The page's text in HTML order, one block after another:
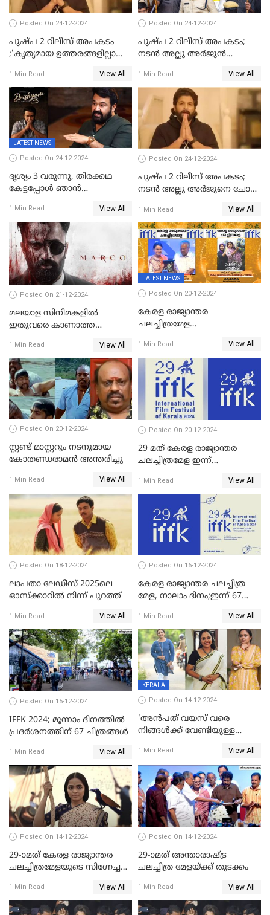
Posted On 24-12-2024
പുഷ്‌പ 2 റിലീസ് അപകടം
;'കൃത്യമായ ഉത്തരങ്ങളില്ലാതെ
1 Min Read View All
Posted On 24-12-2024
പുഷ്പ 2 റിലീസ് അപകടം;
നടന്‍ അല്ലു അര്‍ജുൻ
മുന്നിൽ ഹാജരായി
1 Min Read View All
LATEST NEWS
Posted On 24-12-2024
ദൃശ്യം 3 വരുന്നു, തിരക്കഥ
കേട്ടപ്പോള്‍ ഞാന്‍
സ്ഥിരീകരിച്ച് മോഹൻലാൽ
1 Min Read View All
Posted On 24-12-2024
പുഷ്പ 2 റിലീസ് അപകടം;
നടന്‍ അല്ലു അര്‍ജുനെ ചോദ്യം
1 Min Read View All
Posted On 21-12-2024
മലയാള സിനിമകളിൽ
ഇതുവരെ കാണാത്ത
മുകുന്ദൻ ചിത്രം മാർക്കോ
1 Min Read View All
LATEST NEWS
Posted On 20-12-2024
കേരള രാജ്യാന്തര
ചലച്ചിത്രമേള
സിനിമ അവാര്‍ഡ്
സംവിധായിക പായല്‍
കപാഡിയയ്ക്ക് സമ്മാനിച്ചു;
ഫെമിനിച്ചി ഫാത്തിമയ്ക്ക്
അഞ്ച് പുരസ്കാരം
1 Min Read View All
Posted On 20-12-2024
സ്റ്റണ്ട് മാസ്റ്ററും നടനുമായ
കോതണ്ഡരാമൻ അന്തരിച്ചു
1 Min Read View All
Posted On 20-12-2024
29 മത് കേരള രാജ്യാന്തര
ചലച്ചിത്രമേള ഇന്ന്
1 Min Read View All
Posted On 18-12-2024
ലാപതാ ലേഡീസ് 2025ലെ
ഓസ്‌ക്കാറില്‍ നിന്ന് പുറത്ത്
1 Min Read View All
Posted On 16-12-2024
കേരള രാജ്യാന്തര ചലച്ചിത്ര
മേള, നാലാം ദിനം;ഇന്ന് 67
1 Min Read View All
Posted On 15-12-2024
IFFK 2024; മൂന്നാം ദിനത്തില്‍
പ്രദര്‍ശനത്തിന് 67 ചിത്രങ്ങള്‍
1 Min Read View All
KERALA
Posted On 14-12-2024
'അന്‍പത് വയസ് വരെ
നിങ്ങള്‍ക്ക് വേണ്ടിയുള്ള
കൂട്ട് ആവശ്യമുണ്ട്; കല്യാണം
കഴിക്കാമെന്ന് തോന്നി
തുടങ്ങിയിട്ടുണ്ടെന്ന് നിഷ
സാരംഗ്
1 Min Read View All
Posted On 14-12-2024
29-ാമത് കേരള രാജ്യാന്തര
ചലച്ചിത്രമേളയുടെ സിഗ്നേച്ചർ
1 Min Read View All
Posted On 14-12-2024
29-ാമത് അന്താരാഷ്‌ട്ര
ചലച്ചിത്ര മേളയ്‌ക്ക് തുടക്കം
1 Min Read View All